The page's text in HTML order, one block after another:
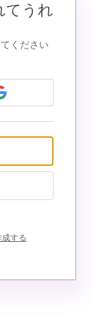
てうれ
ください
する